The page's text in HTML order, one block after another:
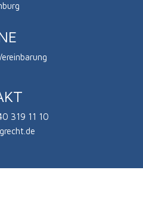
319 11 10